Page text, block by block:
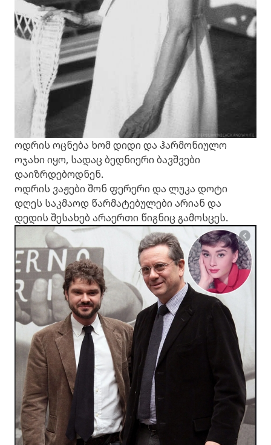
ოდრის ოცნება ხომ დიდი და ჰარმონიულო
ოჯახი იყო, სადაც ბედნიერი ბავშვები
დაიზრდებოდნენ.
ოდრის ვაჟები შონ ფერერი და ლუკა დოტი
დღეს საკმაოდ წარმატებულები არიან და
დედის შესახებ არაერთი წიგნიც გამოსცეს.